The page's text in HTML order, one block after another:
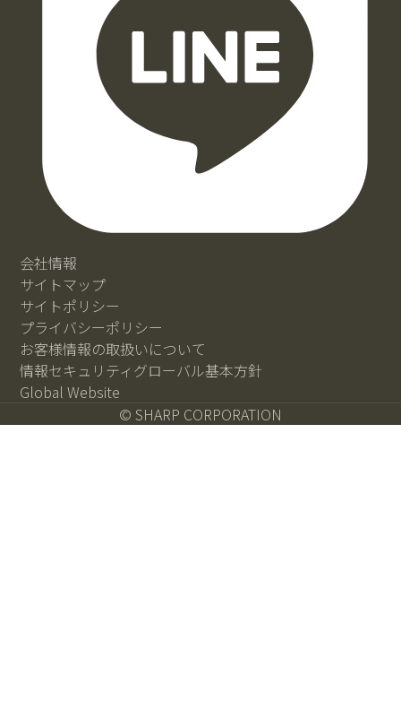
会社情報
サイトマップ
サイトポリシー
プライバシーポリシー
お客様情報の取扱いについて
情報セキュリティグローバル基本方針
Global Website
© SHARP CORPORATION